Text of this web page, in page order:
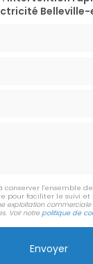
conserver l'ensemble
pour faciliter le suivi
exploitation
Voir notrepolitique de